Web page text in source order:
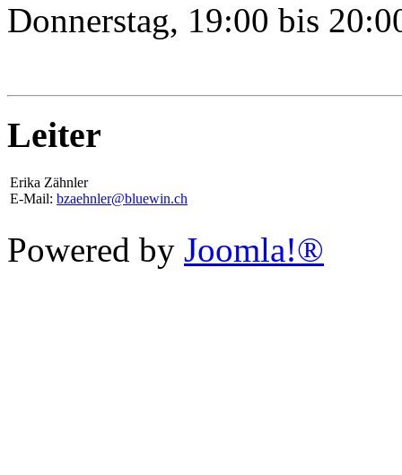
Donnerstag, 19:00 bis
Leiter
Erika Zähnler
E-Mail: bzaehnler@bluewin.ch
Powered by Joomla!®